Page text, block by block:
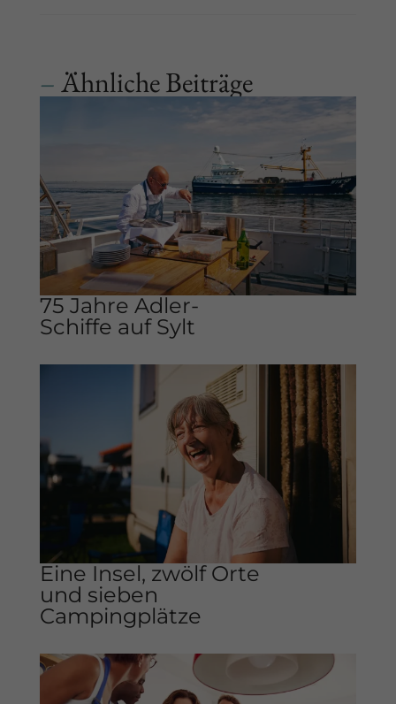
–Ähnliche Beiträge
75 Jahre Adler-
Schiffe auf Sylt
Eine Insel, zwölf Orte
und sieben
Campingplätze